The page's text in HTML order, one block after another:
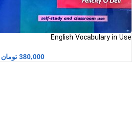
English Vocabulary in Use
380,000 تومان